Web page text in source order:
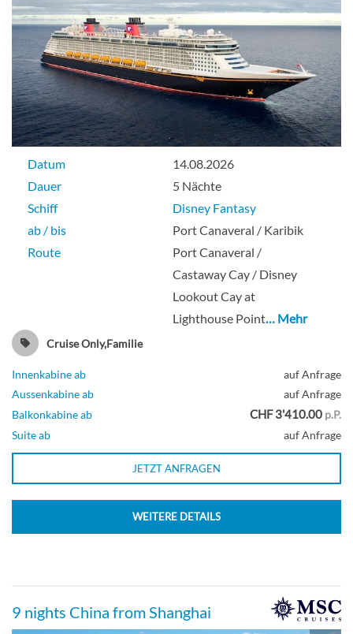
Datum
14.08.2026
Dauer
5 Nächte
Schiff
Disney Fantasy
ab / bis
Port Canaveral / Karibik
Route
Port Canaveral /
Castaway Cay / Disney
Lookout Cay at
Lighthouse Point… Mehr
Cruise Only,Familie
Innenkabine ab
auf Anfrage
Aussenkabine ab
auf Anfrage
Balkonkabine ab
CHF 3'410.00 p.P.
Suite ab
auf Anfrage
JETZT ANFRAGEN
WEITERE DETAILS
9 nights China from Shanghai